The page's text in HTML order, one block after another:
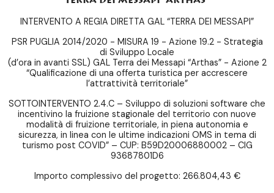
INTERVENTO A REGIA DIRETTA GAL “TERRA DEI MESSAPI”
PSR PUGLIA 2014/2020 - MISURA 19 - Azione 19.2 - Strategia
di Sviluppo Locale
(d’ora in avanti SSL) GAL Terra dei Messapi “Arthas” - Azione 2
“Qualificazione di una offerta turistica per accrescere
l’attrattività territoriale”
SOTTOINTERVENTO 2.4.C – Sviluppo di soluzioni software che
incentivino la fruizione stagionale del territorio con nuove
modalità di fruizione territoriale, in piena autonomia e
sicurezza, in linea con le ultime indicazioni OMS in tema di
turismo post COVID” – CUP: B59D20006880002 – CIG
93687801D6
Importo complessivo del progetto: 266.804,43 €